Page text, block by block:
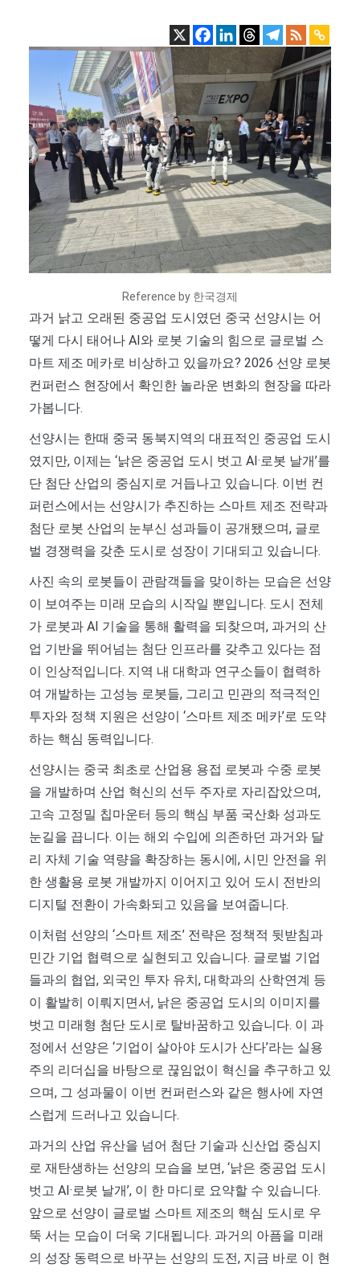
Reference by 한국경제
과거 낡고 오래된 중공업 도시였던 중국 선양시는 어
떻게 다시 태어나 AI와 로봇 기술의 힘으로 글로벌 스
마트 제조 메카로 비상하고 있을까요? 2026 선양 로봇
컨퍼런스 현장에서 확인한 놀라운 변화의 현장을 따라
가봅니다.
선양시는 한때 중국 동북지역의 대표적인 중공업 도시
였지만, 이제는 ‘낡은 중공업 도시 벗고 AI·로봇 날개’를
단 첨단 산업의 중심지로 거듭나고 있습니다. 이번 컨
퍼런스에서는 선양시가 추진하는 스마트 제조 전략과
첨단 로봇 산업의 눈부신 성과들이 공개됐으며, 글로
벌 경쟁력을 갖춘 도시로 성장이 기대되고 있습니다.
사진 속의 로봇들이 관람객들을 맞이하는 모습은 선양
이 보여주는 미래 모습의 시작일 뿐입니다. 도시 전체
가 로봇과 AI 기술을 통해 활력을 되찾으며, 과거의 산
업 기반을 뛰어넘는 첨단 인프라를 갖추고 있다는 점
이 인상적입니다. 지역 내 대학과 연구소들이 협력하
여 개발하는 고성능 로봇들, 그리고 민관의 적극적인
투자와 정책 지원은 선양이 ‘스마트 제조 메카’로 도약
하는 핵심 동력입니다.
선양시는 중국 최초로 산업용 용접 로봇과 수중 로봇
을 개발하며 산업 혁신의 선두 주자로 자리잡았으며,
고속 고정밀 칩마운터 등의 핵심 부품 국산화 성과도
눈길을 끕니다. 이는 해외 수입에 의존하던 과거와 달
리 자체 기술 역량을 확장하는 동시에, 시민 안전을 위
한 생활용 로봇 개발까지 이어지고 있어 도시 전반의
디지털 전환이 가속화되고 있음을 보여줍니다.
이처럼 선양의 ‘스마트 제조’ 전략은 정책적 뒷받침과
민간 기업 협력으로 실현되고 있습니다. 글로벌 기업
들과의 협업, 외국인 투자 유치, 대학과의 산학연계 등
이 활발히 이뤄지면서, 낡은 중공업 도시의 이미지를
벗고 미래형 첨단 도시로 탈바꿈하고 있습니다. 이 과
정에서 선양은 ‘기업이 살아야 도시가 산다’라는 실용
주의 리더십을 바탕으로 끊임없이 혁신을 추구하고 있
으며, 그 성과물이 이번 컨퍼런스와 같은 행사에 자연
스럽게 드러나고 있습니다.
과거의 산업 유산을 넘어 첨단 기술과 신산업 중심지
로 재탄생하는 선양의 모습을 보면, ‘낡은 중공업 도시
벗고 AI·로봇 날개’, 이 한 마디로 요약할 수 있습니다.
앞으로 선양이 글로벌 스마트 제조의 핵심 도시로 우
뚝 서는 모습이 더욱 기대됩니다. 과거의 아픔을 미래
의 성장 동력으로 바꾸는 선양의 도전, 지금 바로 이 현